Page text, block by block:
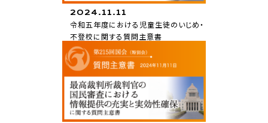
2024.11.11
令和五年度における児童生徒のいじめ・
不登校に関する質問主意書
質問主意書